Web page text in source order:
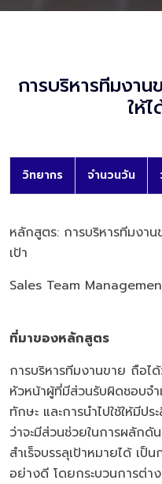
การบริหารทีมงา
ให้
วิทยากร จำนวนวัน
หลักสูตร: การบริหารทีมงา
เป้า
Sales Team
ที่มาของหลักสูตร
การบริหารทีมงานขาย ถือไ
หัวหน้าผู้ที่มีส่วนรับผิดชอบจำ
ทักษะ และการนำไปใช้ให้มีป
ว่าจะมีส่วนช่วยในการผลักดั
สำเร็จบรรลุเป้าหมายได้ เป็
อย่างดี โดยกระบวนการต่า